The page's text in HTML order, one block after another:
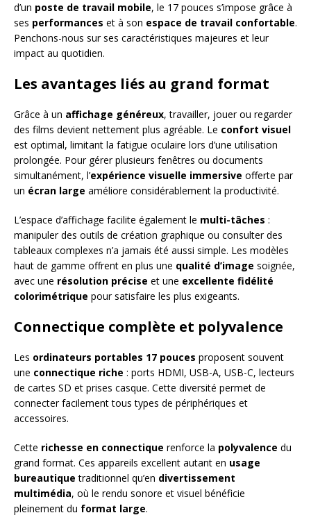
d’un poste de travail mobile, le 17 pouces s’impose grâce à
ses performances et à son espace de travail confortable.
Penchons-nous sur ses caractéristiques majeures et leur
impact au quotidien.
Les avantages liés au grand format
Grâce à un affichage généreux, travailler, jouer ou regarder
des films devient nettement plus agréable. Le confort visuel
est optimal, limitant la fatigue oculaire lors d’une utilisation
prolongée. Pour gérer plusieurs fenêtres ou documents
simultanément, l’expérience visuelle immersive offerte par
un écran large améliore considérablement la productivité.
L’espace d’affichage facilite également le multi-tâches :
manipuler des outils de création graphique ou consulter des
tableaux complexes n’a jamais été aussi simple. Les modèles
haut de gamme offrent en plus une qualité d’image soignée,
avec une résolution précise et une excellente fidélité
colorimétrique pour satisfaire les plus exigeants.
Connectique complète et polyvalence
Les ordinateurs portables 17 pouces proposent souvent
une connectique riche : ports HDMI, USB-A, USB-C, lecteurs
de cartes SD et prises casque. Cette diversité permet de
connecter facilement tous types de périphériques et
accessoires.
Cette richesse en connectique renforce la polyvalence du
grand format. Ces appareils excellent autant en usage
bureautique traditionnel qu’en divertissement
multimédia, où le rendu sonore et visuel bénéficie
pleinement du format large.